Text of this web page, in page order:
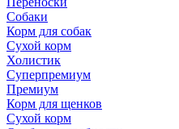
Собаки
Корм для собак
Сухой корм
Холистик
Суперпремиум
Премиум
Корм для щенков
Сухой корм